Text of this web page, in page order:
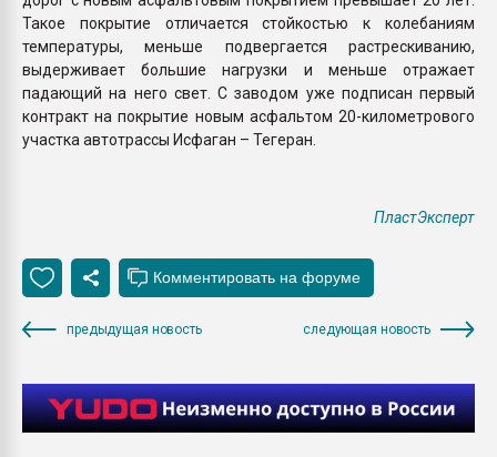
Такое покрытие отличается стойкостью к колебаниям
температуры, меньше подвергается растрескиванию,
выдерживает большие нагрузки и меньше отражает
падающий на него свет. С заводом уже подписан первый
контракт на покрытие новым асфальтом 20-километрового
участка автотрассы Исфаган – Тегеран.
ПластЭксперт
предыдущая новость следующая новость